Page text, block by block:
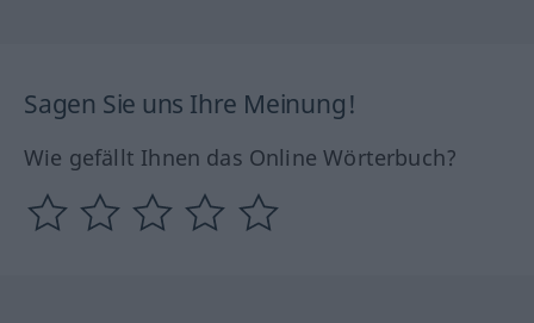
Sagen Sie uns Ihre Meinung!
Wie gefällt Ihnen das Online Wörterbuch?